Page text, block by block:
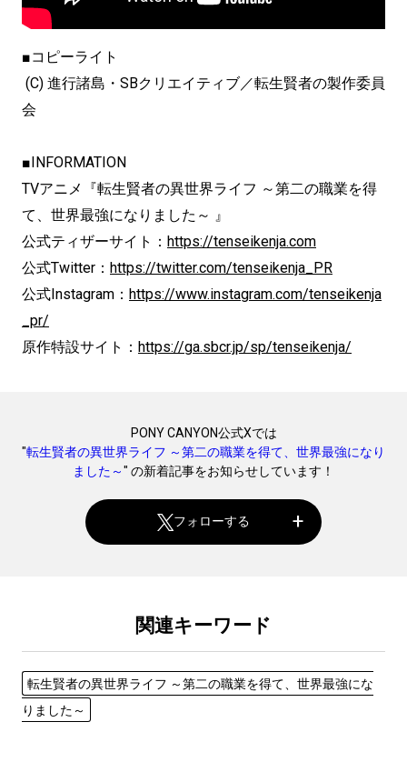
■コピーライト
(C) 進行諸島・SBクリエイティブ／転生賢者の製作委員
会
■INFORMATION
TVアニメ『転生賢者の異世界ライフ ～第二の職業を得
て、世界最強になりました～ 』
公式ティザーサイト： https://tenseikenja.com
公式Twitter： https://twitter.com/tenseikenja_PR
公式Instagram： https://www.instagram.com/tenseikenja
_pr/
原作特設サイト： https://ga.sbcr.jp/sp/tenseikenja/
PONY CANYON公式Xでは
"転生賢者の異世界ライフ ～第二の職業を得て、世界最強になり
ました～" の新着記事をお知らせしています！
フォローする
関連キーワード
転生賢者の異世界ライフ ～第二の職業を得て、世界最強にな
りました～